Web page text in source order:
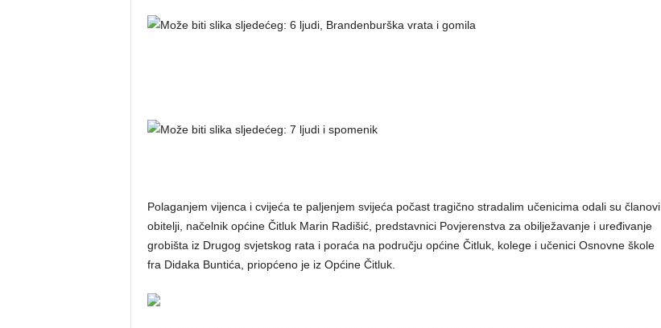
Polaganjem vijenca i cvijeća te paljenjem svijeća počast tragično stradalim učenicima odali su članovi
obitelji, načelnik općine Čitluk Marin Radišić, predstavnici Povjerenstva za obilježavanje i uređivanje
grobišta iz Drugog svjetskog rata i poraća na području općine Čitluk, kolege i učenici Osnovne škole
fra Didaka Buntića, priopćeno je iz Općine Čitluk.